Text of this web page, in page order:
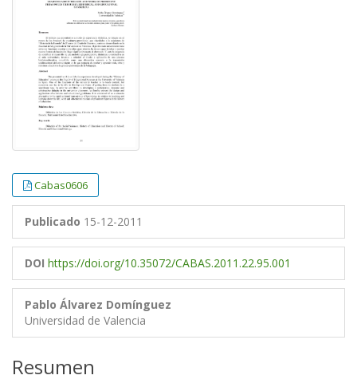
Cabas0606
Publicado 15-12-2011
DOI https://doi.org/10.35072/CABAS.2011.22.95.001
Pablo Álvarez Domínguez
Universidad de Valencia
Resumen